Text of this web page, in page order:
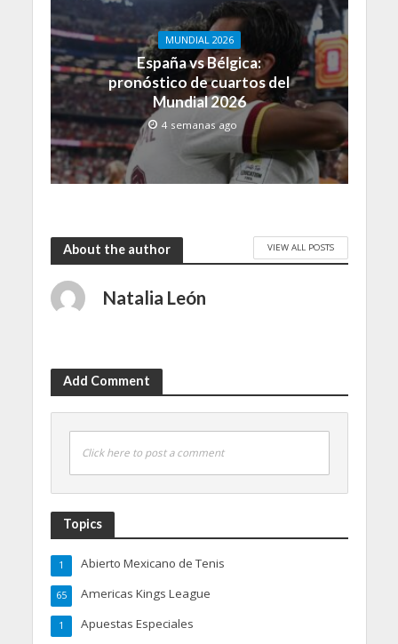
MUNDIAL 2026
España vs Bélgica:
pronóstico de cuartos del
Mundial 2026
4 semanas ago
About the author VIEW ALL POSTS
Natalia León
Add Comment
Click here to post a comment
Topics
Abierto Mexicano de Tenis
1
Americas Kings League
65
Apuestas Especiales
1